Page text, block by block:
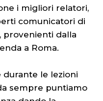
i migliori relatori,
comunicatori di
provenienti dalla
a Roma.
durante le lezioni
sempre puntiamo